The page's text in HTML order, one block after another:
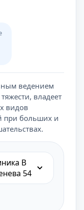
ведением
владеет
видов
при больших и
В
54